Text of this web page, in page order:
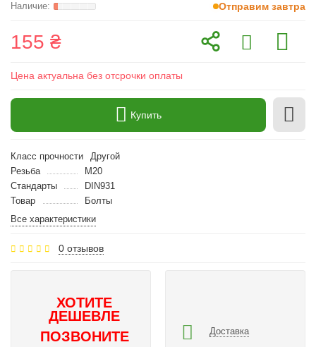
Отправим завтра
155 ₴
Цена актуальна без отсрочки оплаты
Купить
Класс прочности
Другой
Резьба
M20
Стандарты
DIN931
Товар
Болты
Все характеристики
0 отзывов
ХОТИТЕ
ДЕШЕВЛЕ
ПОЗВОНИТЕ
Доставка